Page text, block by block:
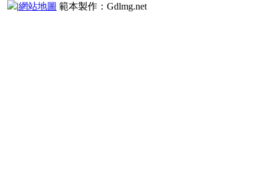
|網站地圖 範本製作：Gdlmg.net